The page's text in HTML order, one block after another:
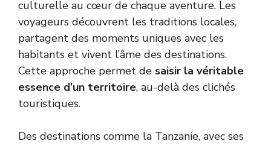
culturelle au cœur de chaque aventure. Les
voyageurs découvrent les traditions locales,
partagent des moments uniques avec les
habitants et vivent l’âme des destinations.
Cette approche permet de saisir la véritable
essence d’un territoire, au-delà des clichés
touristiques.
Des destinations comme la Tanzanie, avec ses